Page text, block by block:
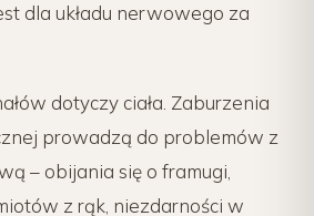
dla układu nerwowego za
dotyczy ciała. Zaburzenia
prowadzą do problemów z
– obijania się o framugi,
z rąk, niezdarności w